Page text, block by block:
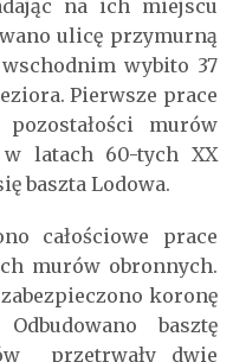
na ich miejscu
ulicę przymurną
wybito 37
Pierwsze prace
pozostałości murów
latach 60-tych XX
baszta Lodowa.
całościowe prace
murów obronnych.
koronę
basztę
przetrwały dwie